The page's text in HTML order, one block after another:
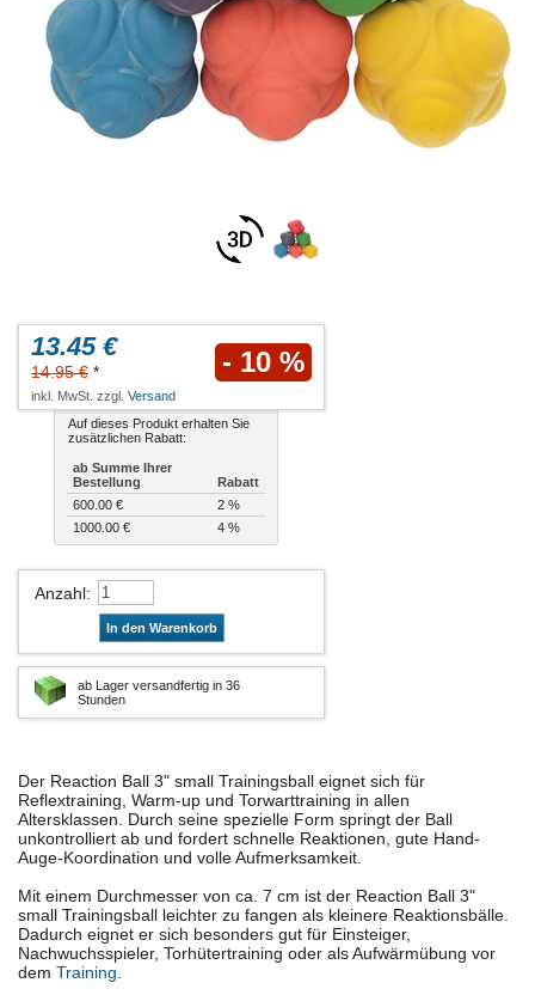
13.45 €
14.95 € * - 10 %
inkl. MwSt. zzgl. Versand
Auf dieses Produkt erhalten Sie
zusätzlichen Rabatt:
ab Summe Ihrer
Bestellung
Rabatt
600.00 €
2 %
1000.00 €
4 %
Anzahl:
In den Warenkorb
ab Lager versandfertig in 36
Stunden
Der Reaction Ball 3" small Trainingsball eignet sich für
Reflextraining, Warm-up und Torwarttraining in allen
Altersklassen. Durch seine spezielle Form springt der Ball
unkontrolliert ab und fordert schnelle Reaktionen, gute Hand-
Auge-Koordination und volle Aufmerksamkeit.
Mit einem Durchmesser von ca. 7 cm ist der Reaction Ball 3"
small Trainingsball leichter zu fangen als kleinere Reaktionsbälle.
Dadurch eignet er sich besonders gut für Einsteiger,
Nachwuchsspieler, Torhütertraining oder als Aufwärmübung vor
dem Training.